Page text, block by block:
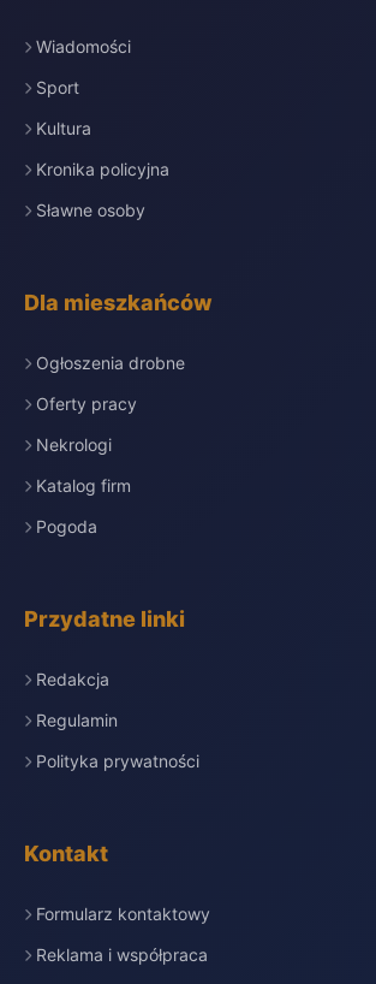
Wiadomości
Sport
Kultura
Kronika policyjna
Sławne osoby
Dla mieszkańców
Ogłoszenia drobne
Oferty pracy
Nekrologi
Katalog firm
Pogoda
Przydatne linki
Redakcja
Regulamin
Polityka prywatności
Kontakt
Formularz kontaktowy
Reklama i współpraca